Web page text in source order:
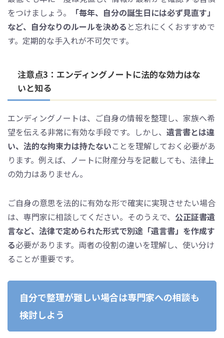
をつけましょう。
「毎年、自分の誕生日には必ず見直す」
など、自分なりのルールを決める と忘れにくくおすすめで
す。定期的な手入れが不可欠です。
注意点3：エンディングノートに法的な効力はな
いと知る
エンディングノートは、ご自身の情報を整理し、家族へ希
望を伝える非常に有効な手段です。しかし、 遺言書とは違
い、法的な拘束力は持たないことを理解しておく必要があ
ります。例えば、ノートに財産分与を記載しても、法律上
の効力はありません。
ご自身の意思を法的に有効な形で確実に実現させたい場合
は、専門家に相談してください。そのうえで、 公正証書遺
言など、法律で定められた形式で別途「遺言書」を作成す
る必要があります。両者の役割の違いを理解し、使い分け
ることが重要です。
自分で整理が難しい場合は専門家への相談も
検討しよう